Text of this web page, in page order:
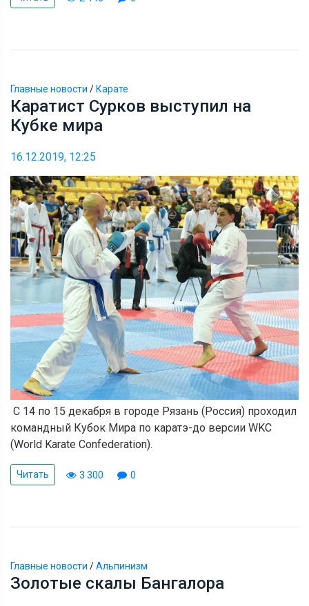
Главные новости / Карате
Каратист Сурков выступил на
Кубке мира
16.12.2019, 12:25
С 14 по 15 декабря в городе Рязань (Россия) проходил
командный Кубок Мира по каратэ-до версии WKC
(World Karate Confederation).
Читать 3 300 0
Главные новости /Альпинизм
Золотые скалы Бангалора